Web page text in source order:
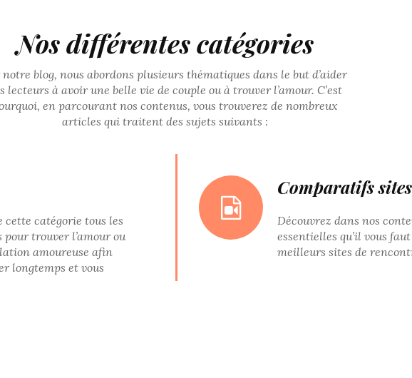
Nos différentes catégories
notre blog, nous abordons plusieurs thématiques dans le but d’aider
lecteurs à avoir une belle vie de couple ou à trouver l’amour. C’est
en parcourant nos contenus, vous trouverez de nombreux
articles qui traitent des sujets suivants :
cette catégorie tous les
trouver l’amour ou
amoureuse afin
longtemps et vous
Comparatifs
Découvrez dans nos
essentielles qu’il vous
meilleurs sites de